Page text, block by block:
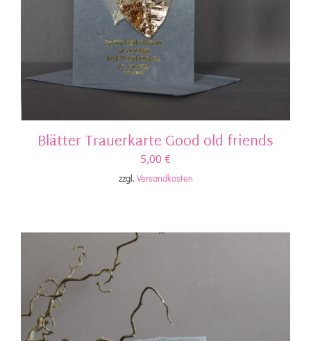
Blätter Trauerkarte Good old friends
5,00€
zzgl. Versandkosten